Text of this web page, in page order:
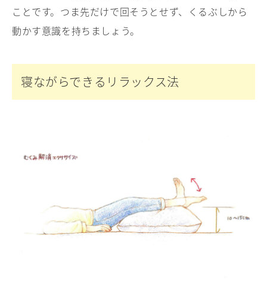
ことです。つま先だけで回そうとせず、くるぶしから
動かす意識を持ちましょう。
寝ながらできるリラックス法